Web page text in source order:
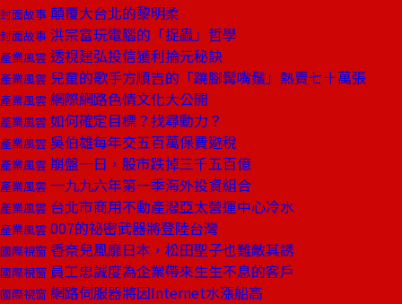
封面故事 顛覆大台北的黎明柔
封面故事 洪宗富玩電腦的「捉蟲」哲學
產業風雲 透視建弘投信獲利掄元秘訣
產業風雲 兒童的歌手方順吉的「蹺腳髯嘴鬚」熱賣七十萬張
產業風雲 網際網路色情文化大公開
產業風雲 如何確定目標？找尋動力？
產業風雲 吳伯雄每年交五百萬保費避稅
產業風雲 崩盤一日，股市跌掉三千五百億
產業風雲 一九九六年第一季海外投資組合
產業風雲 台北市商用不動產潑亞太營運中心冷水
產業風雲 007的祕密武器將登陸台灣
國際視窗 香奈兒風靡日本，松田聖子也難敵其誘
國際視窗 員工忠誠度為企業帶來生生不息的客戶
國際視窗 網路伺服器將因Internet水漲船高